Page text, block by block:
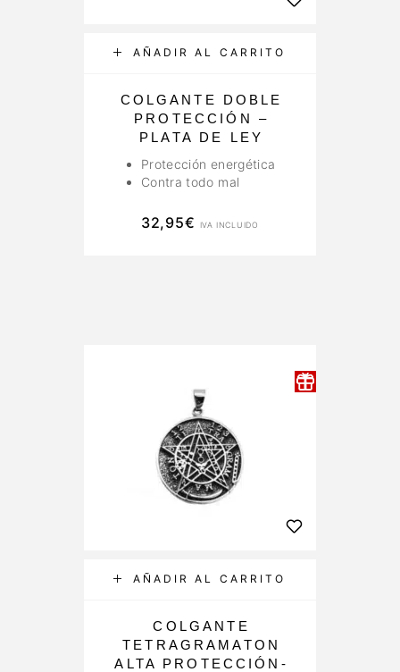
AÑADIR AL CARRITO
COLGANTE DOBLE
PROTECCIÓN –
PLATA DE LEY
Protección energética
Contra todo mal
32,95€ IVA INCLUIDO
AÑADIR AL CARRITO
COLGANTE
TETRAGRAMATON
ALTA PROTECCIÓN-